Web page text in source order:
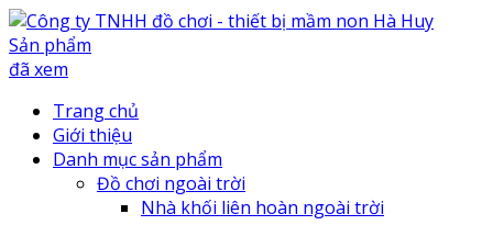
Sản phẩm
đã xem
Trang chủ
Giới thiệu
Danh mục sản phẩm
Đồ chơi ngoài trời
Nhà khối liên hoàn ngoài trời